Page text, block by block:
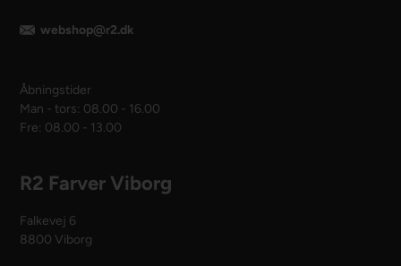
webshop@r2.dk
Åbningstider
Man - tors: 08.00 - 16.00
Fre: 08.00 - 13.00
R2 Farver Viborg
Falkevej 6
8800 Viborg